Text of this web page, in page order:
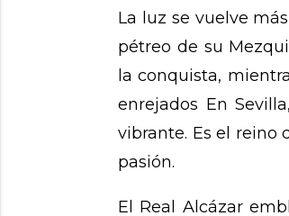
La luz se vuelve
pétreo de su
la conquista,
enrejados En
vibrante. Es el reino
pasión.
El Real Alcázar